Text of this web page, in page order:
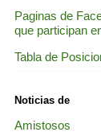
Paginas de
que participan
Tabla de
Noticias de
Amistosos